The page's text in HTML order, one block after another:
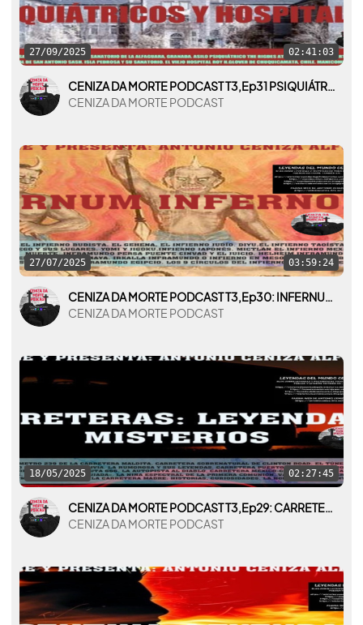
27/09/2025 02:41:03
CENIZA DA MORTE PODCAST T3,Ep31 PSIQUIÁTRICOS Y HOSPITALES
CENIZA DA MORTE PODCAST
27/07/2025 03:59:24
CENIZA DA MORTE PODCAST T3,Ep30: INFERNUM, INFERNORUM
CENIZA DA MORTE PODCAST
18/05/2025 02:27:45
CENIZA DA MORTE PODCAST T3,Ep29: CARRETERAS: LEYENDAS Y MISTERIOS
CENIZA DA MORTE PODCAST